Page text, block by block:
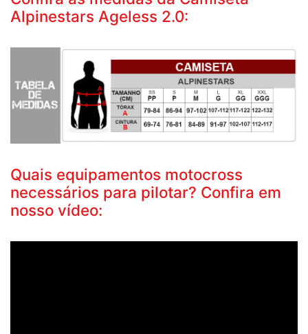
Alpinestars Ageless 2.0:
Quais equipamentos motocross
necessários para pilotar? Confira em
nosso vídeo: